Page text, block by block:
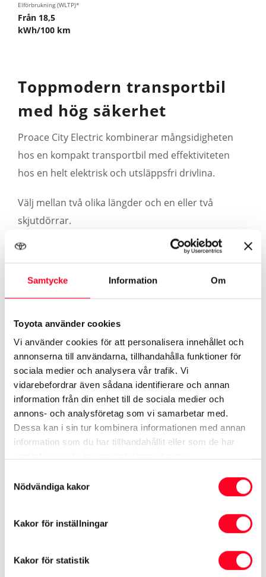
Samtycke Information Om
Toyota använder cookies
Vi använder cookies för att personalisera innehållet och
annonserna till användarna, tillhandahålla funktioner för
sociala medier och analysera vår trafik. Vi
vidarebefordrar även sådana identifierare och annan
information från din enhet till de sociala medier och
annons- och analysföretag som vi samarbetar med.
Dessa kan i sin tur kombinera informationen med annan
information som du har tillhandahållit eller som de har
Nödvändiga kakor
Kakor för inställningar
Kakor för statistik
Elförbrukning (WLTP)*
Från 18,5
kWh/100 km
Toppmodern transportbil
med hög säkerhet
Proace City Electric kombinerar mångsidigheten
hos en kompakt transportbil med effektiviteten
hos en helt elektrisk och utsläppsfri drivlina.
Välj mellan två olika längder och en eller två
skjutdörrar.
Mer om Proace City Electric
Se specifikationer ›
Kampanj på Proace City Electric ›
Begagnade Proace City Electric ›
Se transportbilar ›
Se mer på Toyota.se
Bygg din Proace City Electric
) vid blandad körning. Denna deklaration är främst avsedd
för jämförelse mellan olika bilmodeller. Bränsleförbrukning och koldioxid